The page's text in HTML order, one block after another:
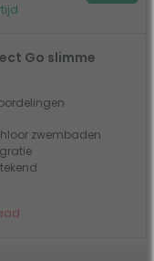
Go slimme
zwembaden